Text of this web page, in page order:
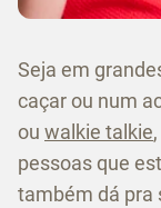
Seja em
caçar ou num
ou walkie talkie
pessoas que
também dá pra